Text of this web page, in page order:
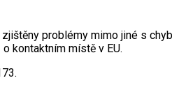
problémy mimo jiné s
kontaktním místě v EU.